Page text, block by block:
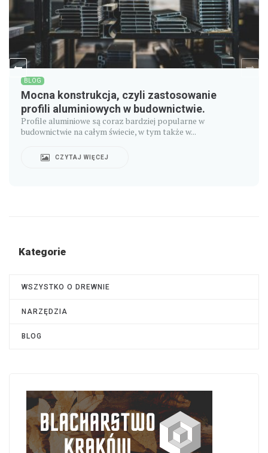
BLOG
Mocna konstrukcja, czyli zastosowanie
profili aluminiowych w budownictwie.
Profile aluminiowe są coraz bardziej popularne w
budownictwie na całym świecie, w tym także w...
CZYTAJ WIĘCEJ
Kategorie
WSZYSTKO O DREWNIE
NARZĘDZIA
BLOG